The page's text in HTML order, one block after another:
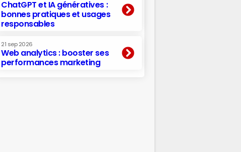
ChatGPT et IA génératives :
bonnes pratiques et usages
responsables
21 sep 2026
Web analytics : booster ses
performances marketing